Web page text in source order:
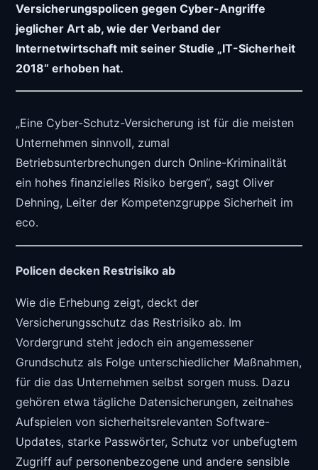
Versicherungspolicen gegen Cyber-Angriffe
jeglicher Art ab, wie der Verband der
Internetwirtschaft mit seiner Studie „IT-Sicherheit
2018“ erhoben hat.
„Eine Cyber-Schutz-Versicherung ist für die meisten
Unternehmen sinnvoll, zumal
Betriebsunterbrechungen durch Online-Kriminalität
ein hohes finanzielles Risiko bergen“, sagt Oliver
Dehning, Leiter der Kompetenzgruppe Sicherheit im
eco.
Policen decken Restrisiko ab
Wie die Erhebung zeigt, deckt der
Versicherungsschutz das Restrisiko ab. Im
Vordergrund steht jedoch ein angemessener
Grundschutz als Folge unterschiedlicher Maßnahmen,
für die das Unternehmen selbst sorgen muss. Dazu
gehören etwa tägliche Datensicherungen, zeitnahes
Aufspielen von sicherheitsrelevanten Software-
Updates, starke Passwörter, Schutz vor unbefugtem
Zugriff auf personenbezogene und andere sensible